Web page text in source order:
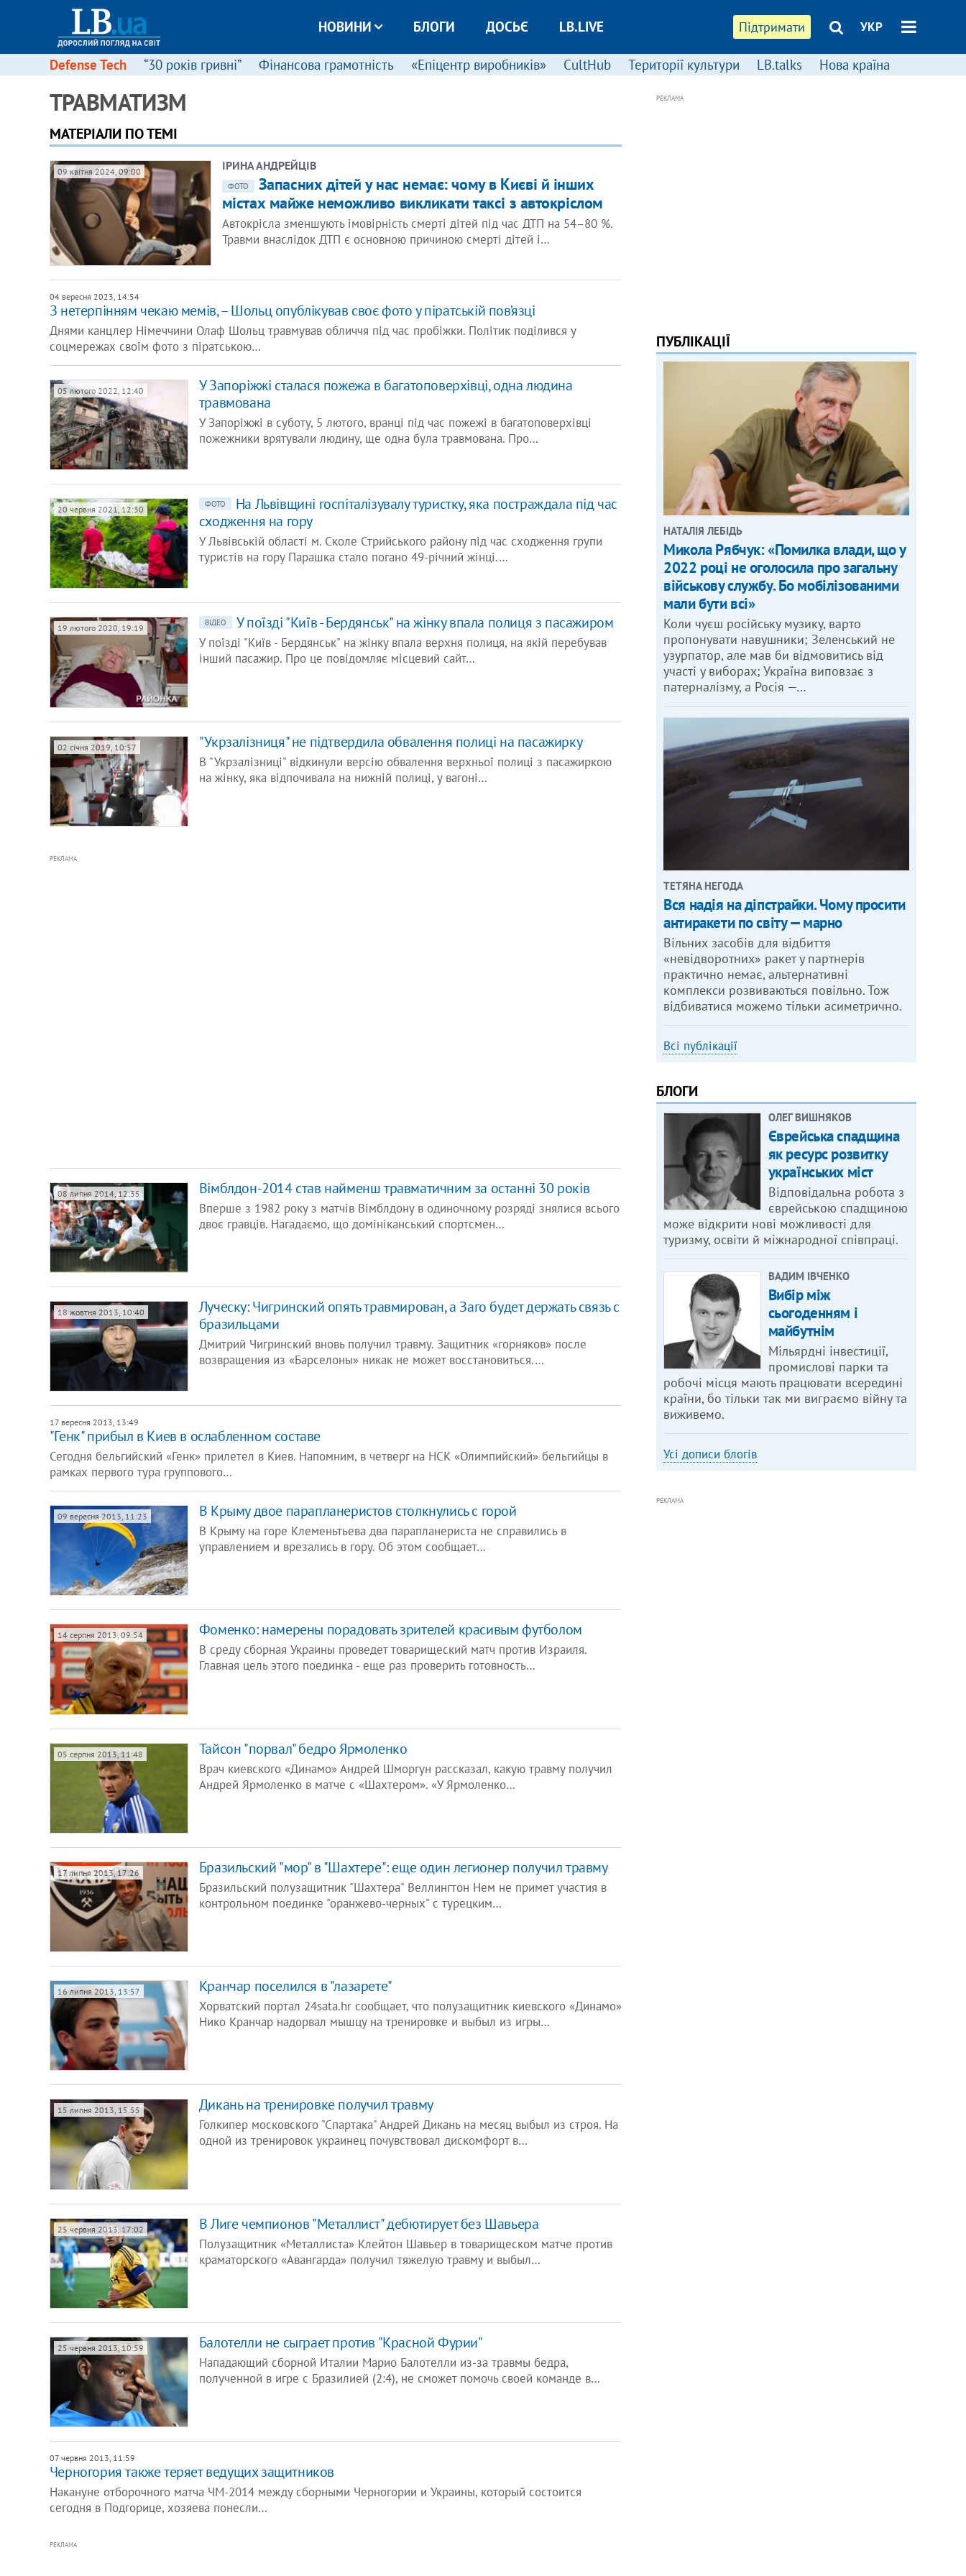
Підтримати УКР
НОВИНИ БЛОГИ ДОСЬЄ LB.LIVE
Defense Tech “30 років гривні” Фінансова грамотність «Епіцентр виробників» CultHub Території культури LB.talks Нова країна
ТРАВМАТИЗМ
МАТЕРІАЛИ ПО ТЕМІ
09 квітня 2024, 09:00 ІРИНА АНДРЕЙЦІВ
ФОТО
Запасних дітей у нас немає: чому в Києві й інших
містах майже неможливо викликати таксі з автокріслом
Автокрісла зменшують імовірність смерті дітей під час ДТП на 54–80 %.
Травми внаслідок ДТП є основною причиною смерті дітей і…
04 вересня 2023, 14:54
З нетерпінням чекаю мемів, – Шольц опублікував своє фото у піратській пов’язці
Днями канцлер Німеччини Олаф Шольц травмував обличчя під час пробіжки. Політик поділився у
соцмережах своїм фото з піратською…
05 лютого 2022, 12:40
У Запоріжжі сталася пожежа в багатоповерхівці, одна людина
травмована
У Запоріжжі в суботу, 5 лютого, вранці під час пожежі в багатоповерхівці
пожежники врятували людину, ще одна була травмована. Про…
20 червня 2021, 12:30 ФОТО
На Львівщині госпіталізувалу туристку, яка постраждала під час
сходження на гору
У Львівській області м. Сколе Стрийського району під час сходження групи
туристів на гору Парашка стало погано 49-річний жінці.…
19 лютого 2020, 19:19 ВІДЕО У поїзді "Київ - Бердянськ" на жінку впала полиця з пасажиром
У поїзді "Київ - Бердянськ" на жінку впала верхня полиця, на якій перебував
інший пасажир. Про це повідомляє місцевий сайт…
02 січня 2019, 10:57 "Укрзалізниця" не підтвердила обвалення полиці на пасажирку
В "Укрзалізниці" відкинули версію обвалення верхньої полиці з пасажиркою
на жінку, яка відпочивала на нижній полиці, у вагоні…
РЕКЛАМА
08 липня 2014, 12:35 Вімблдон-2014 став найменш травматичним за останні 30 років
Вперше з 1982 року з матчів Вімблдону в одиночному розряді знялися всього
двоє гравців. Нагадаємо, що домініканський спортсмен…
18 жовтня 2013, 10:40
Луческу: Чигринский опять травмирован, а Заго будет держать связь с
бразильцами
Дмитрий Чигринский вновь получил травму. Защитник «горняков» после
возвращения из «Барселоны» никак не может восстановиться.…
17 вересня 2013, 13:49
"Генк" прибыл в Киев в ослабленном составе
Сегодня бельгийский «Генк» прилетел в Киев. Напомним, в четверг на НСК «Олимпийский» бельгийцы в
рамках первого тура группового…
09 вересня 2013, 11:23 В Крыму двое парапланеристов столкнулись с горой
В Крыму на горе Клеменьтьева два парапланериста не справились в
управлением и врезались в гору. Об этом сообщает…
14 серпня 2013, 09:54 Фоменко: намерены порадовать зрителей красивым футболом
В среду сборная Украины проведет товарищеский матч против Израиля.
Главная цель этого поединка - еще раз проверить готовность…
05 серпня 2013, 11:48 Тайсон "порвал" бедро Ярмоленко
Врач киевского «Динамо» Андрей Шморгун рассказал, какую травму получил
Андрей Ярмоленко в матче с «Шахтером». «У Ярмоленко…
17 липня 2013, 17:26 Бразильский "мор" в "Шахтере": еще один легионер получил травму
Бразильский полузащитник "Шахтера" Веллингтон Нем не примет участия в
контрольном поединке "оранжево-черных" с турецким…
16 липня 2013, 13:57 Кранчар поселился в "лазарете"
Хорватский портал 24sata.hr сообщает, что полузащитник киевского «Динамо»
Нико Кранчар надорвал мышцу на тренировке и выбыл из игры…
15 липня 2013, 15:55 Дикань на тренировке получил травму
Голкипер московского "Спартака" Андрей Дикань на месяц выбыл из строя. На
одной из тренировок украинец почувствовал дискомфорт в…
25 червня 2013, 17:02 В Лиге чемпионов "Металлист" дебютирует без Шавьера
Полузащитник «Металлиста» Клейтон Шавьер в товарищеском матче против
краматорского «Авангарда» получил тяжелую травму и выбыл…
25 червня 2013, 10:59 Балотелли не сыграет против "Красной Фурии"
Нападающий сборной Италии Марио Балотелли из-за травмы бедра,
полученной в игре с Бразилией (2:4), не сможет помочь своей команде в…
07 червня 2013, 11:59
Черногория также теряет ведущих защитников
Накануне отборочного матча ЧМ-2014 между сборными Черногории и Украины, который состоится
сегодня в Подгорице, хозяева понесли…
РЕКЛАМА
РЕКЛАМА
ПУБЛІКАЦІЇ
НАТАЛІЯ ЛЕБІДЬ
Микола Рябчук: «Помилка влади, що у
2022 році не оголосила про загальну
військову службу. Бо мобілізованими
мали бути всі»
Коли чуєш російську музику, варто
пропонувати навушники; Зеленський не
узурпатор, але мав би відмовитись від
участі у виборах; Україна виповзає з
патерналізму, а Росія —…
ТЕТЯНА НЕГОДА
Вся надія на діпстрайки. Чому просити
антиракети по світу — марно
Вільних засобів для відбиття
«невідворотних» ракет у партнерів
практично немає, альтернативні
комплекси розвиваються повільно. Тож
відбиватися можемо тільки асиметрично.
Всі публікації
БЛОГИ
ОЛЕГ ВИШНЯКОВ
Єврейська спадщина
як ресурс розвитку
українських міст
Відповідальна робота з
єврейською спадщиною
може відкрити нові можливості для
туризму, освіти й міжнародної співпраці.
ВАДИМ ІВЧЕНКО
Вибір між
сьогоденням і
майбутнім
Мільярдні інвестиції,
промислові парки та
робочі місця мають працювати всередині
країни, бо тільки так ми виграємо війну та
виживемо.
Усі дописи блогів
РЕКЛАМА